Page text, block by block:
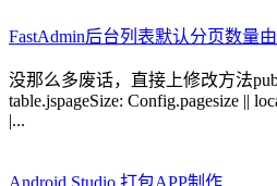
FastAdmin后台列表默认分页数量
没那么多废话，直接上修改方法
table.jspageSize: Config.pagesize ||
|...
Android Studio 打包APP制作...